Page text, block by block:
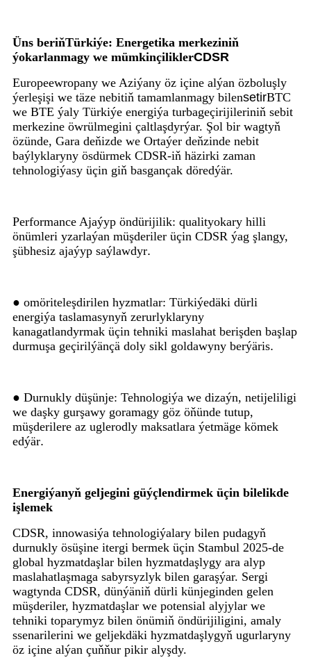
Üns beriňTürkiýe: Energetika merkeziniň
ýokarlanmagy we mümkinçiliklerCDSR
Europeewropany we Aziýany öz içine alýan özboluşly
ýerleşişi we täze nebitiň tamamlanmagy bilensetirBTC
we BTE ýaly Türkiýe energiýa turbageçirijileriniň sebit
merkezine öwrülmegini çaltlaşdyrýar. Şol bir wagtyň
özünde, Gara deňizde we Ortaýer deňzinde nebit
baýlyklaryny ösdürmek CDSR-iň häzirki zaman
tehnologiýasy üçin giň basgançak döredýär.
Performance Ajaýyp öndürijilik: qualityokary hilli
önümleri yzarlaýan müşderiler üçin CDSR ýag şlangy,
şübhesiz ajaýyp saýlawdyr.
● omöriteleşdirilen hyzmatlar: Türkiýedäki dürli
energiýa taslamasynyň zerurlyklaryny
kanagatlandyrmak üçin tehniki maslahat berişden başlap
durmuşa geçirilýänçä doly sikl goldawyny berýäris.
● Durnukly düşünje: Tehnologiýa we dizaýn, netijeliligi
we daşky gurşawy goramagy göz öňünde tutup,
müşderilere az uglerodly maksatlara ýetmäge kömek
edýär.
Energiýanyň geljegini güýçlendirmek üçin bilelikde
işlemek
CDSR, innowasiýa tehnologiýalary bilen pudagyň
durnukly ösüşine itergi bermek üçin Stambul 2025-de
global hyzmatdaşlar bilen hyzmatdaşlygy ara alyp
maslahatlaşmaga sabyrsyzlyk bilen garaşýar. Sergi
wagtynda CDSR, dünýäniň dürli künjeginden gelen
müşderiler, hyzmatdaşlar we potensial alyjylar we
tehniki toparymyz bilen önümiň öndürijiligini, amaly
ssenarilerini we geljekdäki hyzmatdaşlygyň ugurlaryny
öz içine alýan çuňňur pikir alyşdy.